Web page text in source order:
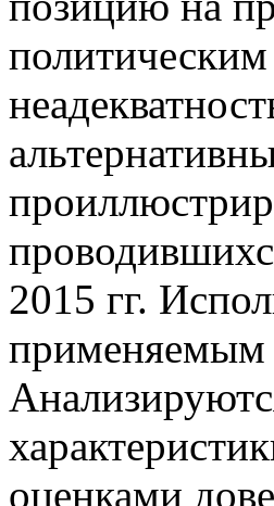
политическим
2015 гг.
применяемым
оценками